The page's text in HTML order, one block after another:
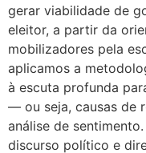
gerar viabilidade de
eleitor, a partir da
mobilizadores pela
aplicamos a
à escuta profunda
— ou seja, causas de
análise de
discurso político e